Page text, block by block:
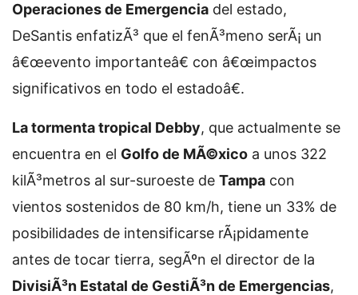
Operaciones de Emergencia del estado,
DeSantis enfatizÃ³ que el fenÃ³meno serÃ¡ un
â€œevento importanteâ€ con â€œimpactos
significativos en todo el estadoâ€.
La tormenta tropical Debby, que actualmente se
encuentra en el Golfo de MÃ©xico a unos 322
kilÃ³metros al sur-suroeste de Tampa con
vientos sostenidos de 80 km/h, tiene un 33% de
posibilidades de intensificarse rÃ¡pidamente
antes de tocar tierra, segÃºn el director de la
DivisiÃ³n Estatal de GestiÃ³n de Emergencias,